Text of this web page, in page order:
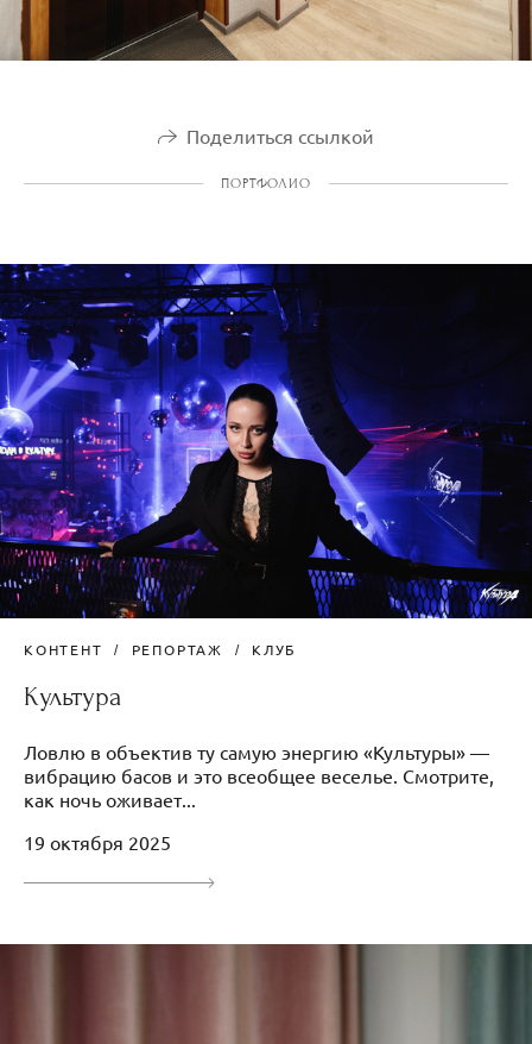
Поделиться ссылкой
ПОРТФОЛИО
КОНТЕНТ РЕПОРТАЖ КЛУБ
Культура
Ловлю в объектив ту самую энергию «Культуры» —
вибрацию басов и это всеобщее веселье. Смотрите,
как ночь оживает...
19 октября 2025